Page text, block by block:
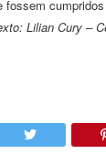
fossem
Lilian Cury –